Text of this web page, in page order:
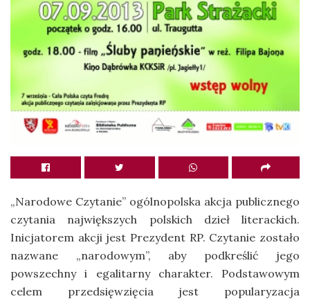
„Narodowe Czytanie” ogólnopolska akcja publicznego
czytania największych polskich dzieł literackich.
Inicjatorem akcji jest Prezydent RP. Czytanie zostało
nazwane „narodowym”, aby podkreślić jego
powszechny i egalitarny charakter. Podstawowym
celem przedsięwzięcia jest popularyzacja